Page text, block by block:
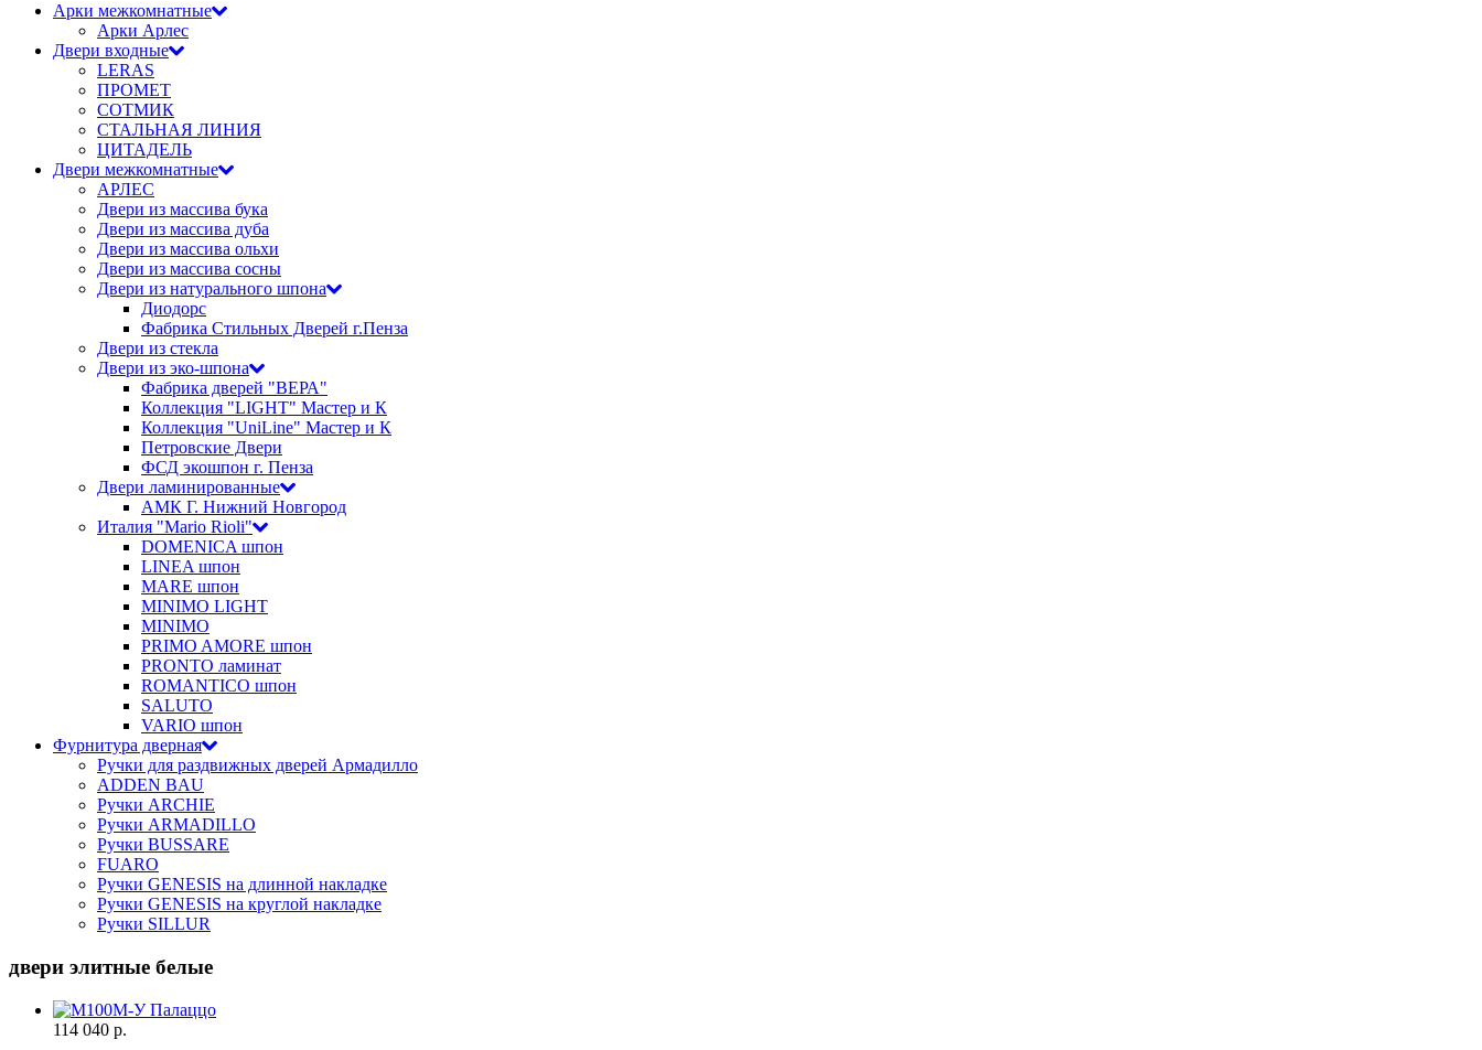
Арки межкомнатные
Арки Арлес
Двери входные
LERAS
ПРОМЕТ
СОТМИК
СТАЛЬНАЯ ЛИНИЯ
ЦИТАДЕЛЬ
Двери межкомнатные
АРЛЕС
Двери из массива бука
Двери из массива дуба
Двери из массива ольхи
Двери из массива сосны
Двери из натурального шпона
Диодорс
Фабрика Стильных Дверей г.Пенза
Двери из стекла
Двери из эко-шпона
Фабрика дверей "ВЕРА"
Коллекция "LIGHT" Мастер и К
Коллекция "UniLine" Мастер и К
Петровские Двери
ФСД экошпон г. Пенза
Двери ламинированные
АМК Г. Нижний Новгород
Италия "Mario Rioli"
DOMENICA шпон
LINEA шпон
MARE шпон
MINIMO LIGHT
MINIMO
PRIMO AMORE шпон
PRONTO ламинат
ROMANTICO шпон
SALUTO
VARIO шпон
Фурнитура дверная
Ручки для раздвижных дверей Армадилло
ADDEN BAU
Ручки ARCHIE
Ручки ARMADILLO
Ручки BUSSARE
FUARO
Ручки GENESIS на длинной накладке
Ручки GENESIS на круглой накладке
Ручки SILLUR
двери элитные белые
114 040 р.